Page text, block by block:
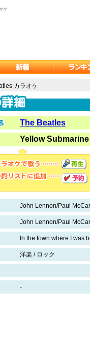
ケ
カラオケ
The Beatles
Yellow Submarine
John Lennon/Paul
John Lennon/Paul
In the town where I was
洋楽 / ロック
-
-